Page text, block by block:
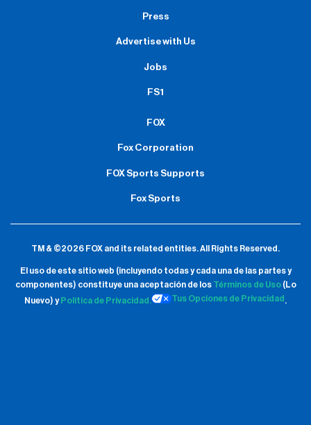
Press
Advertise with Us
Jobs
FS1
FOX
Fox Corporation
FOX Sports Supports
Fox Sports
TM & ©2026 FOX and its related entities.All Rights Reserved.
El uso de este sitio web (incluyendo todas y cada una de las partes y
componentes) constituye una aceptación de los Términos de Uso(Lo
Nuevo) y Política de Privacidad. Tus Opciones de Privacidad .